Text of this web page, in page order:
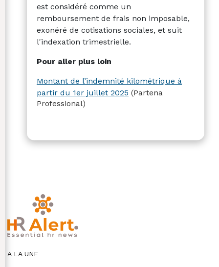
est considéré comme un
remboursement de frais non imposable,
exonéré de cotisations sociales, et suit
l'indexation trimestrielle.
Pour aller plus loin
Montant de l’indemnité kilométrique à
partir du 1er juillet 2025 (Partena
Professional)
A LA UNE